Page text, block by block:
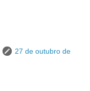
27 de outubro de